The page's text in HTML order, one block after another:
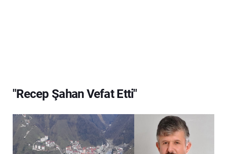
"Recep Şahan Vefat Etti"